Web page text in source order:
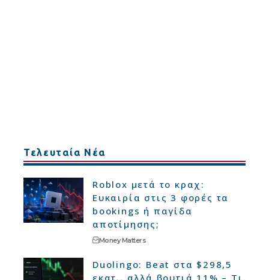
Τελευταία Νέα
Roblox μετά το κραχ:
Ευκαιρία στις 3 φορές τα
bookings ή παγίδα
αποτίμησης;
Money Matters
Duolingo: Beat στα $298,5